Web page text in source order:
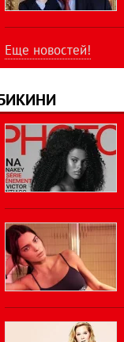
Еще новостей!